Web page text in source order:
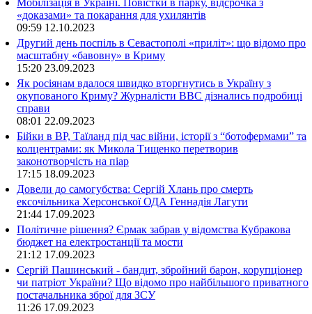
«доказами» та покарання для ухилянтів
09:59 12.10.2023
Другий день поспіль в Севастополі «приліт»: що відомо про
масштабну «бавовну» в Криму
15:20 23.09.2023
Як росіянам вдалося швидко вторгнутись в Україну з
окупованого Криму? Журналісти ВВС дізнались подробиці
справи
08:01 22.09.2023
Бійки в ВР, Таїланд під час війни, історії з “ботофермами” та
колцентрами: як Микола Тищенко перетворив
законотворчість на піар
17:15 18.09.2023
Довели до самогубства: Сергій Хлань про смерть
ексочільника Херсонської ОДА Геннадія Лагути
21:44 17.09.2023
Політичне рішення? Єрмак забрав у відомства Кубракова
бюджет на електростанції та мости
21:12 17.09.2023
Сергій Пашинський - бандит, збройний барон, корупціонер
чи патріот України? Що відомо про найбільшого приватного
постачальника зброї для ЗСУ
11:26 17.09.2023